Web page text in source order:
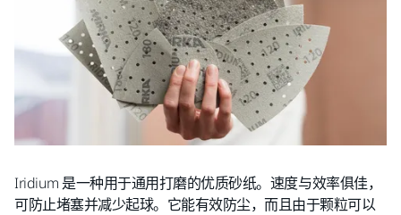
Iridium 是一种用于通用打磨的优质砂纸。速度与效率俱佳，
可防止堵塞并减少起球。它能有效防尘，而且由于颗粒可以